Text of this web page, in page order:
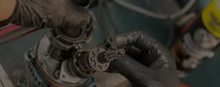
בקטגוריית השכרת פטישי חציבה של אקספרס תיקונים תמצאו מגוון
רחב של פטישי חציבה מקצועיים להשכרה יומית או שבועית. אנו
מציעים פטישים בעוצמות שונות המתאימים לכל סוגי עבודות החציבה,
השבירה והריסה.
למה לשכור פטיש חציבה?